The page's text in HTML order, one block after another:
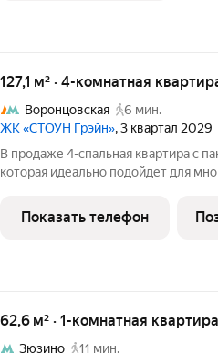
127,1 м² · 4-комнатная
Воронцовская
6 мин.
ЖК «СТОУН Грэйн», 3 квартал 2029
В продаже 4-спальная квартира с
которая идеально подойдет для
ванных комнаты, а также
совместного
Показать телефон
62,6 м² · 1-комнатная
Зюзино
11 мин.